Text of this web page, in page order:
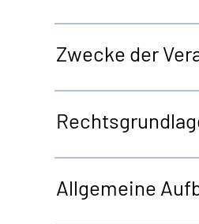
Zwecke der
Allgemeine